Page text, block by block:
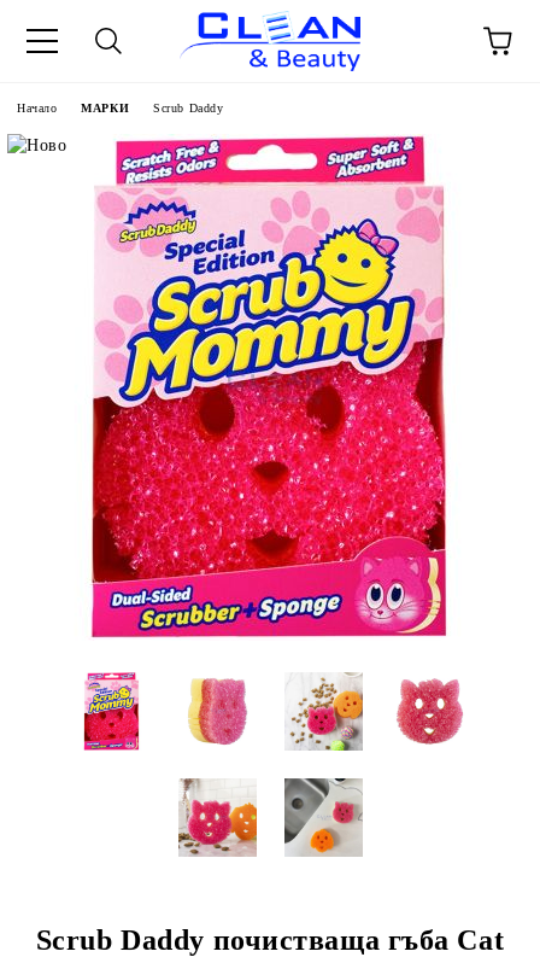
Начало МАРКИ Scrub Daddy
Scrub Daddy почистваща гъба Cat